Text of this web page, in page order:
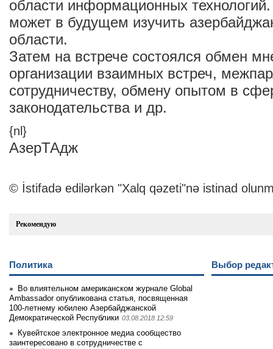
области информационных
может в будущем изучить
области.
Затем на встрече состоялся обмен
организации взаимных встреч,
сотрудничеству, обмену опытом в
законодательства и др.
{nl}
АзерТАдж
© İstifadə edilərkən "Xalq qəzeti"nə istinad
Рекомендую
Политика
Во влиятельном американском журнале Global
Ambassador опубликована статья, посвященная
100-летнему юбилею Азербайджанской
Демократической Республики 03.08.2018 12:59
Кувейтское электронное медиа сообщество
заинтеpесовано в сотрудничестве с
Выбор